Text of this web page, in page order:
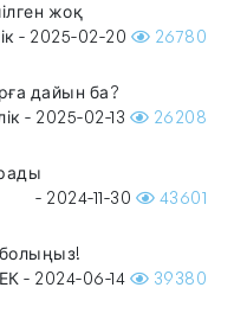
жоқ
- 2025-02-20 26780
дайын ба?
- 2025-02-13 26208
- 2024-11-30 43601
- 2024-06-14 39380